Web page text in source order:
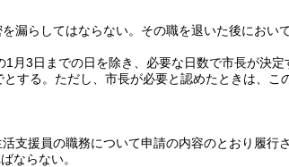
漏らしてはならない。 その職を退いた後におい
月3日までの日を除き、必要な日数で市長が決定
する。 ただし、市長が必要と認めたときは、こ
支援員の職務について申請の内容のとおり履
ならない。